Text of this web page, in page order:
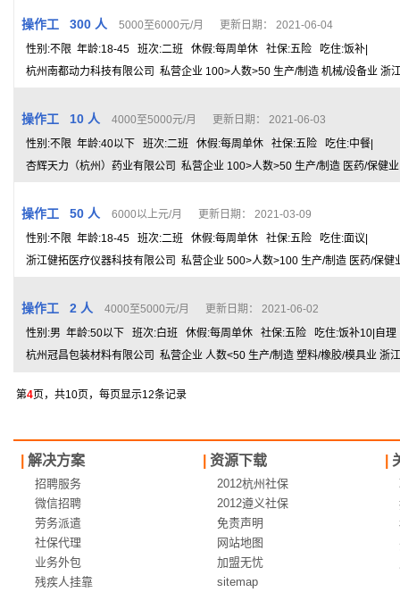
操作工 300 人
5000至6000元/月 更新日期： 2021-06-04
性别:不限 年龄:18-45 班次:二班 休假:每周单休 社保:五险 吃住:饭补|
杭州南都动力科技有限公司 私营企业 100>人数>50 生产/制造 机械/设备业 浙
操作工 10 人
4000至5000元/月 更新日期： 2021-06-03
性别:不限 年龄:40以下 班次:二班 休假:每周单休 社保:五险 吃住:中餐|
杏辉天力（杭州）药业有限公司 私营企业 100>人数>50 生产/制造 医药/保健
操作工 50 人
6000以上元/月 更新日期： 2021-03-09
性别:不限 年龄:18-45 班次:二班 休假:每周单休 社保:五险 吃住:面议|
浙江健拓医疗仪器科技有限公司 私营企业 500>人数>100 生产/制造 医药/保健
操作工 2 人
4000至5000元/月 更新日期： 2021-06-02
性别:男 年龄:50以下 班次:白班 休假:每周单休 社保:五险 吃住:饭补10|自理
杭州冠昌包装材料有限公司 私营企业 人数<50 生产/制造 塑料/橡胶/模具业 浙
第4页，共10页，每页显示12条记录
解决方案 资源下载
招聘服务
微信招聘
劳务派遣
社保代理
业务外包
残疾人挂靠
2012杭州社保
2012遵义社保
免责声明
网站地图
加盟无忧
sitemap